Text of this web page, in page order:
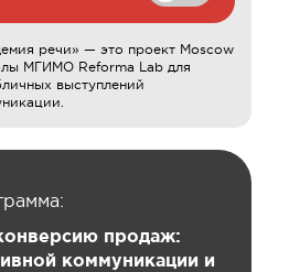
речи» — это проект Moscow
МГИМО Reforma Lab для
выступлений
продаж:
коммуникации и